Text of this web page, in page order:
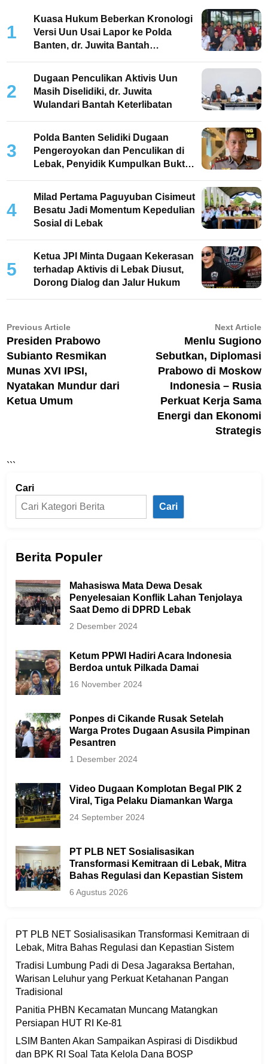
1
Kuasa Hukum Beberkan Kronologi
Versi Uun Usai Lapor ke Polda
Banten, dr. Juwita Bantah
2
Dugaan Penculikan Aktivis Uun
Masih Diselidiki, dr. Juwita
Wulandari Bantah Keterlibatan
3
Polda Banten Selidiki Dugaan
Pengeroyokan dan Penculikan di
Lebak, Penyidik Kumpulkan Bukti
4
Milad Pertama Paguyuban Cisimeut
Besatu Jadi Momentum Kepedulian
Sosial di Lebak
5
Ketua JPI Minta Dugaan Kekerasan
terhadap Aktivis di Lebak Diusut,
Dorong Dialog dan Jalur Hukum
Navigasi
pos
Previous ArticlePrevious
article:
Presiden Prabowo
Subianto Resmikan
Munas XVI IPSI,
Nyatakan Mundur dari
Ketua Umum
Next Article
Menlu Sugiono
Sebutkan, Diplomasi
Prabowo di Moskow
Indonesia – Rusia
Perkuat Kerja Sama
Energi dan Ekonomi
Strategis
```
Cari
Cari
Berita Populer
Mahasiswa Mata Dewa Desak
Penyelesaian Konflik Lahan Tenjolaya
Saat Demo di DPRD Lebak
2 Desember 2024
Ketum PPWI Hadiri Acara Indonesia
Berdoa untuk Pilkada Damai
16 November 2024
Ponpes di Cikande Rusak Setelah
Warga Protes Dugaan Asusila Pimpinan
Pesantren
1 Desember 2024
Video Dugaan Komplotan Begal PIK 2
Viral, Tiga Pelaku Diamankan Warga
24 September 2024
PT PLB NET Sosialisasikan
Transformasi Kemitraan di Lebak, Mitra
Bahas Regulasi dan Kepastian Sistem
6 Agustus 2026
PT PLB NET Sosialisasikan Transformasi Kemitraan di
Lebak, Mitra Bahas Regulasi dan Kepastian Sistem
Tradisi Lumbung Padi di Desa Jagaraksa Bertahan,
Warisan Leluhur yang Perkuat Ketahanan Pangan
Tradisional
Panitia PHBN Kecamatan Muncang Matangkan
Persiapan HUT RI Ke-81
LSIM Banten Akan Sampaikan Aspirasi di Disdikbud
dan BPK RI Soal Tata Kelola Dana BOSP